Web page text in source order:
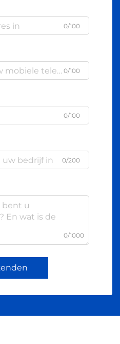
0/100
0/100
0/100
0/200
0/1000